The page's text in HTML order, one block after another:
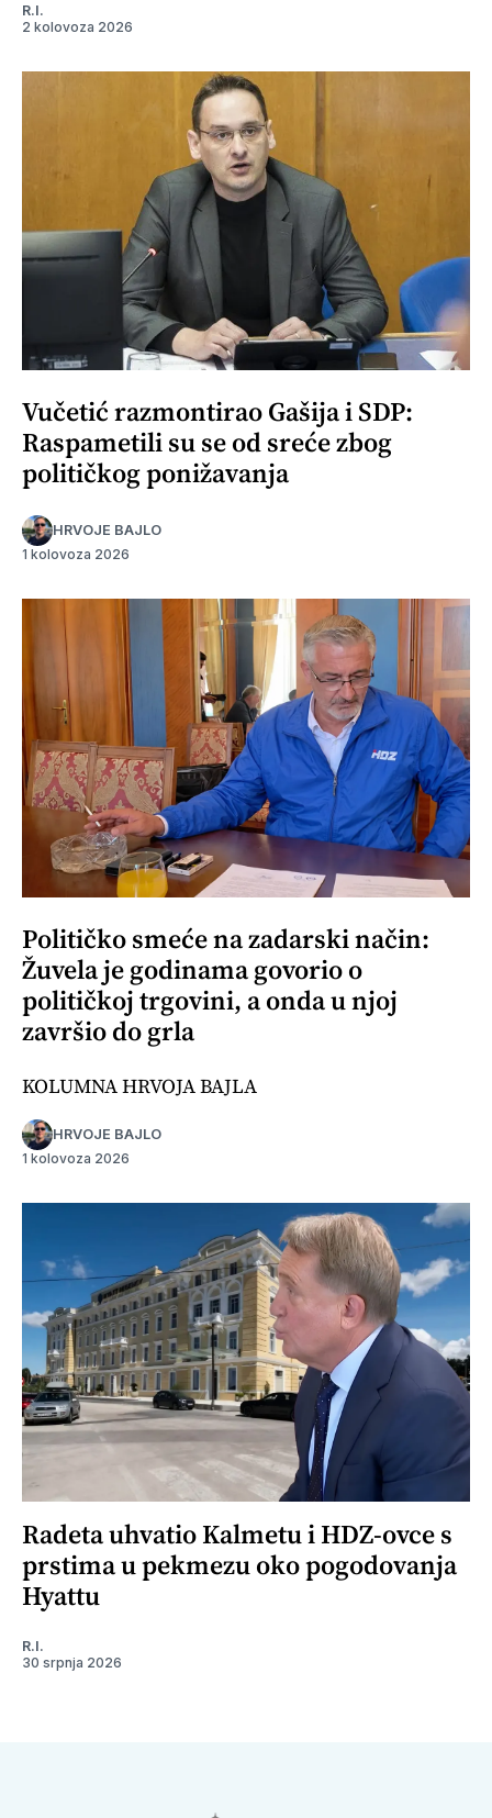
R.I.
2 kolovoza 2026
Vučetić razmontirao Gašija i SDP:
Raspametili su se od sreće zbog
političkog ponižavanja
HRVOJE BAJLO
1 kolovoza 2026
Političko smeće na zadarski način:
Žuvela je godinama govorio o
političkoj trgovini, a onda u njoj
završio do grla
KOLUMNA HRVOJA BAJLA
HRVOJE BAJLO
1 kolovoza 2026
Radeta uhvatio Kalmetu i HDZ-ovce s
prstima u pekmezu oko pogodovanja
Hyattu
R.I.
30 srpnja 2026